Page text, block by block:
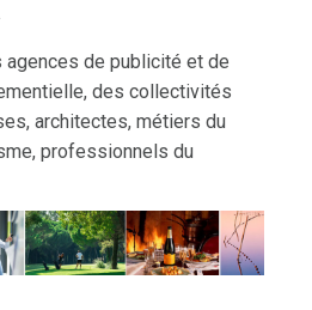
de publicité et de
des collectivités
architectes, métiers du
professionnels du